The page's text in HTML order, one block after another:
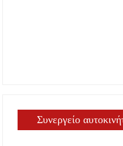
Συνεργείο